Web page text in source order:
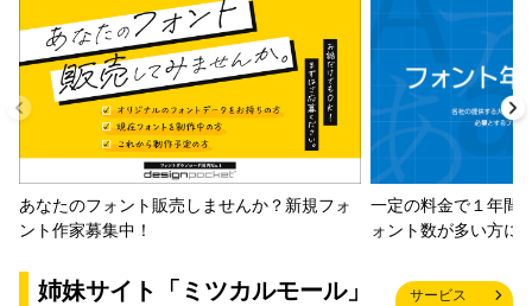
あなたのフォント販売しませんか？新規フォ
ント作家募集中！
一定の料金で１年間
ォント数が多い方に
姉妹サイト「ミツカルモール」
サービス